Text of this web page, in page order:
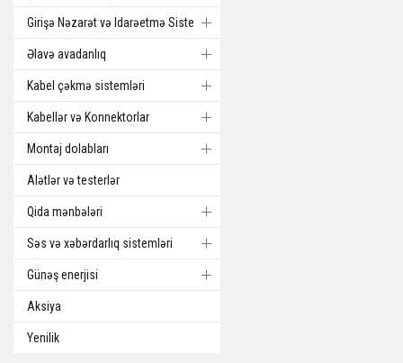
Girişə Nəzarət və Idarəetmə Sistemi
Əlavə avadanlıq
Kabel çəkmə sistemləri
Kabellər və Konnektorlar
Montaj dolabları
Alətlər və testerlər
Qida mənbələri
Səs və xəbərdarlıq sistemləri
Günəş enerjisi
Aksiya
Yenilik